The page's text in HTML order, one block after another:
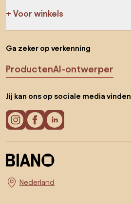
Voor winkels
Ga zeker op verkenning
ProductenAI-ontwerper
Jij kan ons op sociale media vinden
Kies land